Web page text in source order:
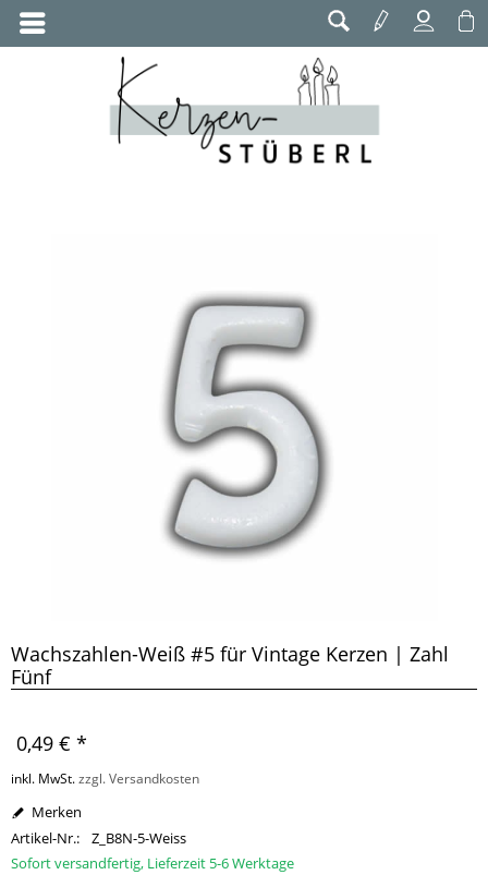
Wachszahlen-Weiß #5 für Vintage Kerzen | Zahl
Fünf
0,49 € *
inkl. MwSt.zzgl. Versandkosten
Merken
Artikel-Nr.:
Z_B8N-5-Weiss
Sofort versandfertig, Lieferzeit 5-6 Werktage